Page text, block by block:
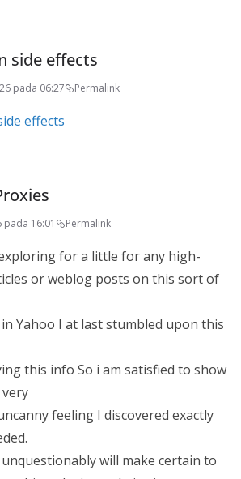
side effects
pada 06:27 Permalink
effects
pada 16:01 Permalink
exploring for a little for any high-
or weblog posts on this sort of
Yahoo I at last stumbled upon this
this info So i am satisfied to show
very
feeling I discovered exactly
will make certain to